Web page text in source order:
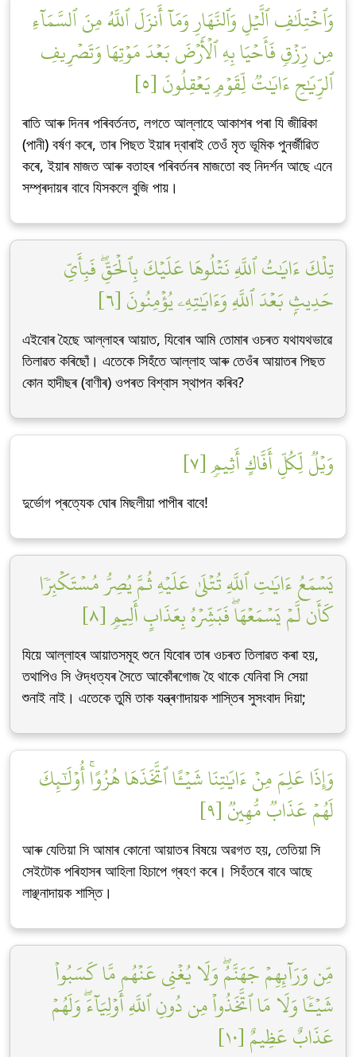
وَٱخۡتِلَٰفِ ٱلَّيۡلِ وَٱلنَّهَارِ وَمَآ أَنزَلَ ٱللَّهُ مِنَ ٱلسَّمَآءِ
مِن رِّزۡقٖ فَأَحۡيَا بِهِ ٱلۡأَرۡضَ بَعۡدَ مَوۡتِهَا وَتَصۡرِيفِ
ٱلرِّيَٰحِ ءَايَٰتٞ لِّقَوۡمٖ يَعۡقِلُونَ [٥]
ৰাতি আৰু দিনৰ পৰিবৰ্তনত, লগতে আল্লাহে আকাশৰ পৰা যি জীৱিকা
(পানী) বৰ্ষণ কৰে, তাৰ পিছত ইয়াৰ দ্বাৰাই তেওঁ মৃত ভূমিক পুনৰ্জীৱিত
কৰে, ইয়াৰ মাজত আৰু বতাহৰ পৰিবৰ্তনৰ মাজতো বহু নিদৰ্শন আছে এনে
সম্প্ৰদায়ৰ বাবে যিসকলে বুজি পায়।
تِلۡكَ ءَايَٰتُ ٱللَّهِ نَتۡلُوهَا عَلَيۡكَ بِٱلۡحَقِّۖ فَبِأَيِّ
حَدِيثِۭ بَعۡدَ ٱللَّهِ وَءَايَٰتِهِۦ يُؤۡمِنُونَ [٦]
এইবোৰ হৈছে আল্লাহৰ আয়াত, যিবোৰ আমি তোমাৰ ওচৰত যথাযথভাৱে
তিলাৱত কৰিছোঁ। এতেকে সিহঁতে আল্লাহ আৰু তেওঁৰ আয়াতৰ পিছত
কোন হাদীছৰ (বাণীৰ) ওপৰত বিশ্বাস স্থাপন কৰিব?
وَيۡلٞ لِّكُلِّ أَفَّاكٍ أَثِيمٖ [٧]
দুৰ্ভোগ প্ৰত্যেক ঘোৰ মিছলীয়া পাপীৰ বাবে!
يَسۡمَعُ ءَايَٰتِ ٱللَّهِ تُتۡلَىٰ عَلَيۡهِ ثُمَّ يُصِرُّ مُسۡتَكۡبِرٗا
كَأَن لَّمۡ يَسۡمَعۡهَاۖ فَبَشِّرۡهُ بِعَذَابٍ أَلِيمٖ [٨]
যিয়ে আল্লাহৰ আয়াতসমূহ শুনে যিবোৰ তাৰ ওচৰত তিলাৱত কৰা হয়,
তথাপিও সি ঔদ্ধত্যৰ সৈতে আকোঁৰগোজ হৈ থাকে যেনিবা সি সেয়া
শুনাই নাই। এতেকে তুমি তাক যন্ত্ৰণাদায়ক শাস্তিৰ সুসংবাদ দিয়া;
وَإِذَا عَلِمَ مِنۡ ءَايَٰتِنَا شَيۡـًٔا ٱتَّخَذَهَا هُزُوًاۚ أُوْلَٰٓئِكَ
لَهُمۡ عَذَابٞ مُّهِينٞ [٩]
আৰু যেতিয়া সি আমাৰ কোনো আয়াতৰ বিষয়ে অৱগত হয়, তেতিয়া সি
সেইটোক পৰিহাসৰ আহিলা হিচাপে গ্ৰহণ কৰে। সিহঁতৰে বাবে আছে
লাঞ্ছনাদায়ক শাস্তি।
مِّن وَرَآئِهِمۡ جَهَنَّمُۖ وَلَا يُغۡنِي عَنۡهُم مَّا كَسَبُواْ
شَيۡـٔٗا وَلَا مَا ٱتَّخَذُواْ مِن دُونِ ٱللَّهِ أَوۡلِيَآءَۖ وَلَهُمۡ
عَذَابٌ عَظِيمٌ [١٠]